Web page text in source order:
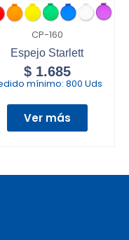
CP-160
Espejo Starlett
$1.685
mínimo: 800 Uds
Ver más